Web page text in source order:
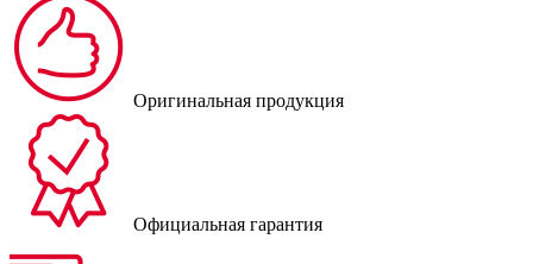
Оригинальная продукция
Официальная гарантия